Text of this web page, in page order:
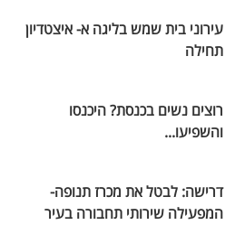
עירוני בית שמש בליגה א- איצטדיון
תחילה
רוצים נשים בכנסת? היכנסו
והשפיעו...
דרישה: לבטל את מכרז תנופה-
המפעילה שירותי תחבורה בעיר